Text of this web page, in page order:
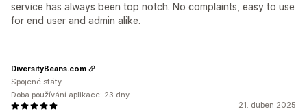
service has always been top notch. No complaints, easy to use
for end user and admin alike.
21. duben 2025
DiversityBeans.com
Spojené státy
Doba používání aplikace: 23 dny